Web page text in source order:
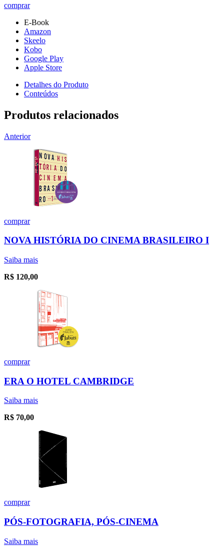
comprar
E-Book
Amazon
Skeelo
Kobo
Google Play
Apple Store
Detalhes do Produto
Conteúdos
Produtos relacionados
Anterior
comprar
NOVA HISTÓRIA DO CINEMA BRASILEIRO I
Saiba mais
R$ 120,00
comprar
ERA O HOTEL CAMBRIDGE
Saiba mais
R$ 70,00
comprar
PÓS-FOTOGRAFIA, PÓS-CINEMA
Saiba mais